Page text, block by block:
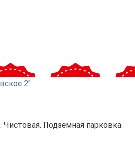
2"
Подземная парковка.